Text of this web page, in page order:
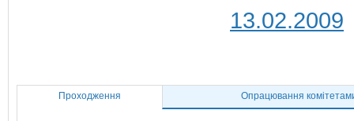
13.02.2009
Проходження Опрацювання